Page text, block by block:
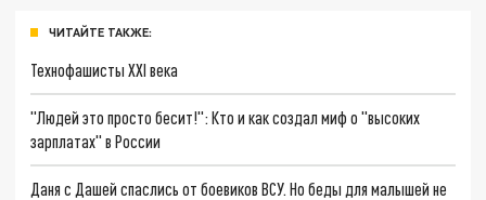
ЧИТАЙТЕ ТАКЖЕ:
Технофашисты XXI века
"Людей это просто бесит!": Кто и как создал миф о "высоких
зарплатах" в России
Даня с Дашей спаслись от боевиков ВСУ. Но беды для малышей не